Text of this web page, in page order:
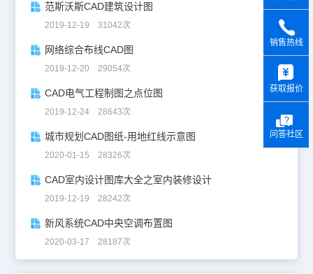
范斯沃斯CAD建筑设计图
2019-12-19 31042次
网络综合布线CAD图
2019-12-20 29054次
CAD电气工程制图之点位图
2019-12-24 28643次
城市规划CAD图纸-用地红线示意图
2020-01-15 28326次
CAD室内设计图库大全之室内装修设计
2019-12-19 28242次
新风系统CAD中央空调布置图
2020-03-17 28187次
销售热线
获取报价
问答社区